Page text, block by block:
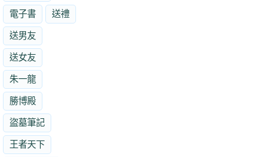
電子書 送禮
送男友
送女友
朱一龍
勝博殿
盜墓筆記
王者天下